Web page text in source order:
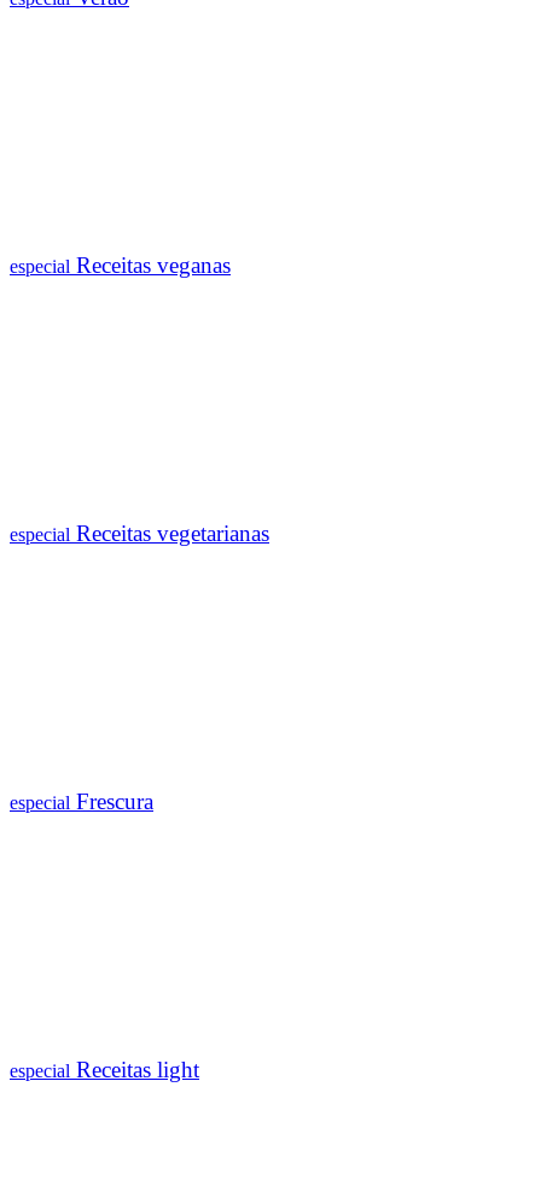
especial Receitas veganas
especial Receitas vegetarianas
especial Frescura
especial Receitas light